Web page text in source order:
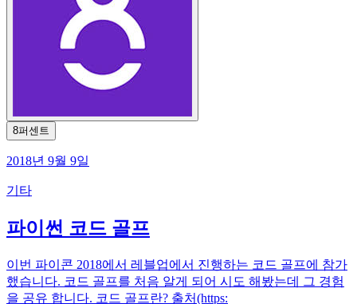
8퍼센트
2018년 9월 9일
기타
파이썬 코드 골프
이번 파이콘 2018에서 레블업에서 진행하는 코드 골프에 참가
했습니다. 코드 골프를 처음 알게 되어 시도 해봤는데 그 경험
을 공유 합니다. 코드 골프란? 출처(https: